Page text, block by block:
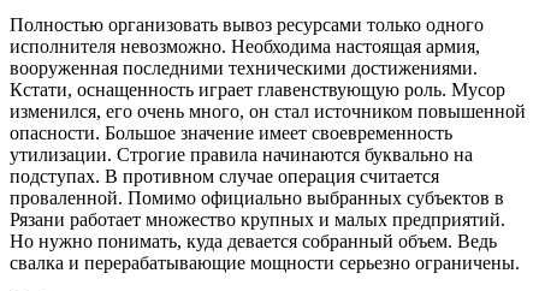
Полностью организовать вывоз ресурсами только одного
исполнителя невозможно. Необходима настоящая армия,
вооруженная последними техническими достижениями.
Кстати, оснащенность играет главенствующую роль. Мусор
изменился, его очень много, он стал источником повышенной
опасности. Большое значение имеет своевременность
утилизации. Строгие правила начинаются буквально на
подступах. В противном случае операция считается
проваленной. Помимо официально выбранных субъектов в
Рязани работает множество крупных и малых предприятий.
Но нужно понимать, куда девается собранный объем. Ведь
свалка и перерабатывающие мощности серьезно ограничены.